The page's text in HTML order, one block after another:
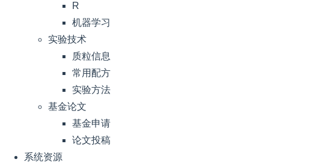
R
机器学习
实验技术
质粒信息
常用配方
实验方法
基金论文
基金申请
论文投稿
系统资源